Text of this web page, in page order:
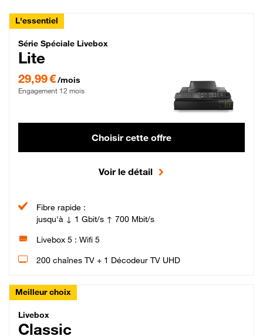
L'essentiel
Série Spéciale Livebox Lite Fibre
Série Spéciale Livebox
Lite
29,99 €/mois
Engagement 12 mois
Choisir cette offre
Voir le détail
Fibre rapide :
jusqu'à ↓ 1 Gbit/s ↑ 700 Mbit/s
Livebox 5 : Wifi 5
200 chaînes TV + 1 Décodeur TV UHD
Meilleur choix
Livebox Classic Fibre
Livebox
Classic